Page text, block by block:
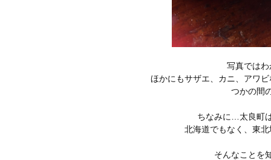
写真では
ほかにもサザエ、カニ、アワ
つかの間
ちなみに…太良町
北海道でもなく、東
そんなことを